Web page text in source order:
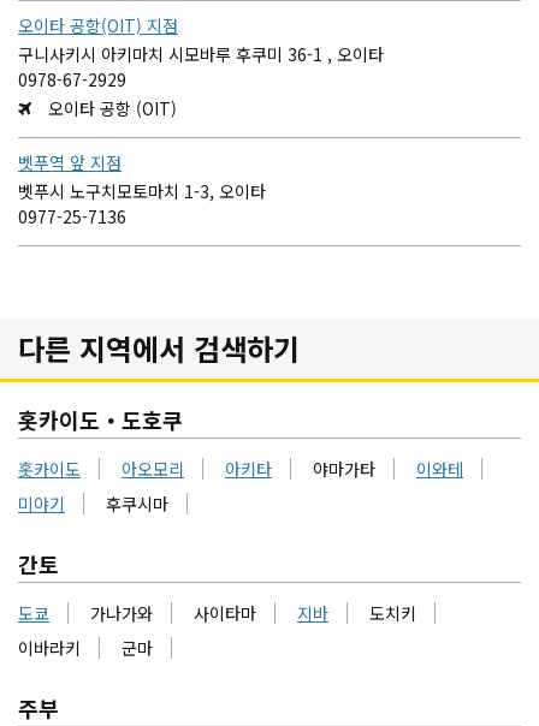
오이타 공항(OIT) 지점
구니사키시 아키마치 시모바루 후쿠미 36-1 , 오이타
0978-67-2929
오이타 공항 (OIT)
벳푸역 앞 지점
벳푸시 노구치모토마치 1-3, 오이타
0977-25-7136
다른 지역에서 검색하기
홋카이도・도호쿠
홋카이도 아오모리 아키타 야마가타
이와테
미야기
후쿠시마
간토
도쿄 가나가와 사이타마 지바
도치키
이바라키
군마
주부